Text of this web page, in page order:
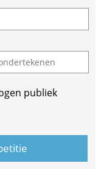
publiek